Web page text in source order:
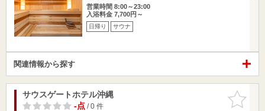
営業時間 8:00～23:00
入浴料金 7,700円～
日帰り サウナ
関連情報から探す
お気に入
りに追加
サウスゲートホテル沖縄
-点/ 0 件